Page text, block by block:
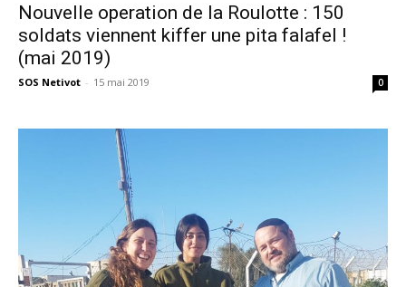
Nouvelle operation de la Roulotte : 150
soldats viennent kiffer une pita falafel !
(mai 2019)
SOS Netivot - 15 mai 2019 0